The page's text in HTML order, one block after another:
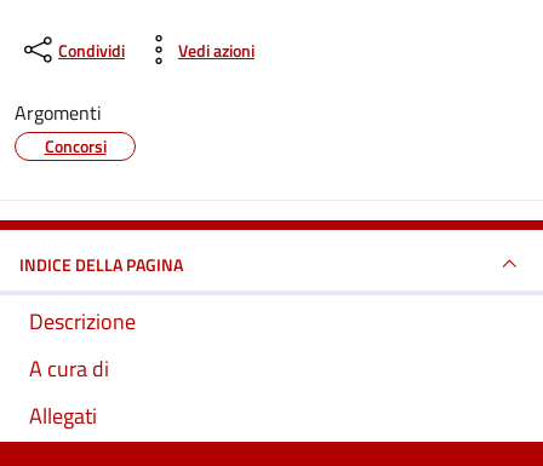
Condividi Vedi azioni
Argomenti
Concorsi
INDICE DELLA PAGINA
Descrizione
A cura di
Allegati